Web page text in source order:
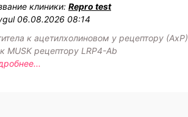
клиники: Repro test
06.08.2026 08:14
к ацетилхолиновом у рецептору (АхР)
MUSK рецептору LRP4-Ab